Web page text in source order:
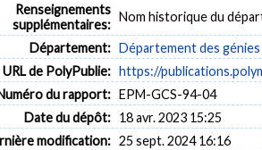
Renseignements
supplémentaires:
Nom historique du
Département: Département des
URL de PolyPublie: https://
du rapport: EPM-GCS-94-04
Date du dépôt: 18 avr. 2023 15:25
modification: 25 sept. 2024 16:16